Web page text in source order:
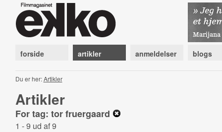
forside artikler anmeldelser blogs
Du er her:Artikler
Artikler
For tag: tor fruergaard
1 - 9 ud af 9